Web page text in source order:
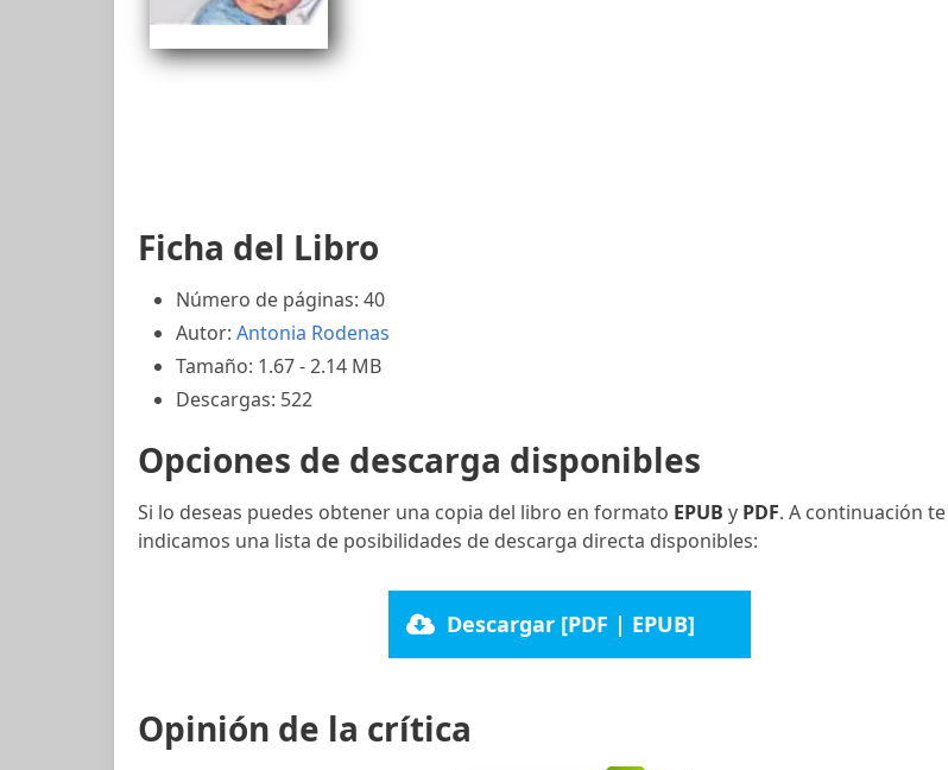
Ficha del Libro
Número de páginas: 40
Autor: Antonia Rodenas
Tamaño: 1.67 - 2.14 MB
Descargas: 522
Opciones de descarga disponibles
Si lo deseas puedes obtener una copia del libro en formato EPUB y PDF. A continuación te
indicamos una lista de posibilidades de descarga directa disponibles:
Descargar [PDF | EPUB]
Opinión de la crítica